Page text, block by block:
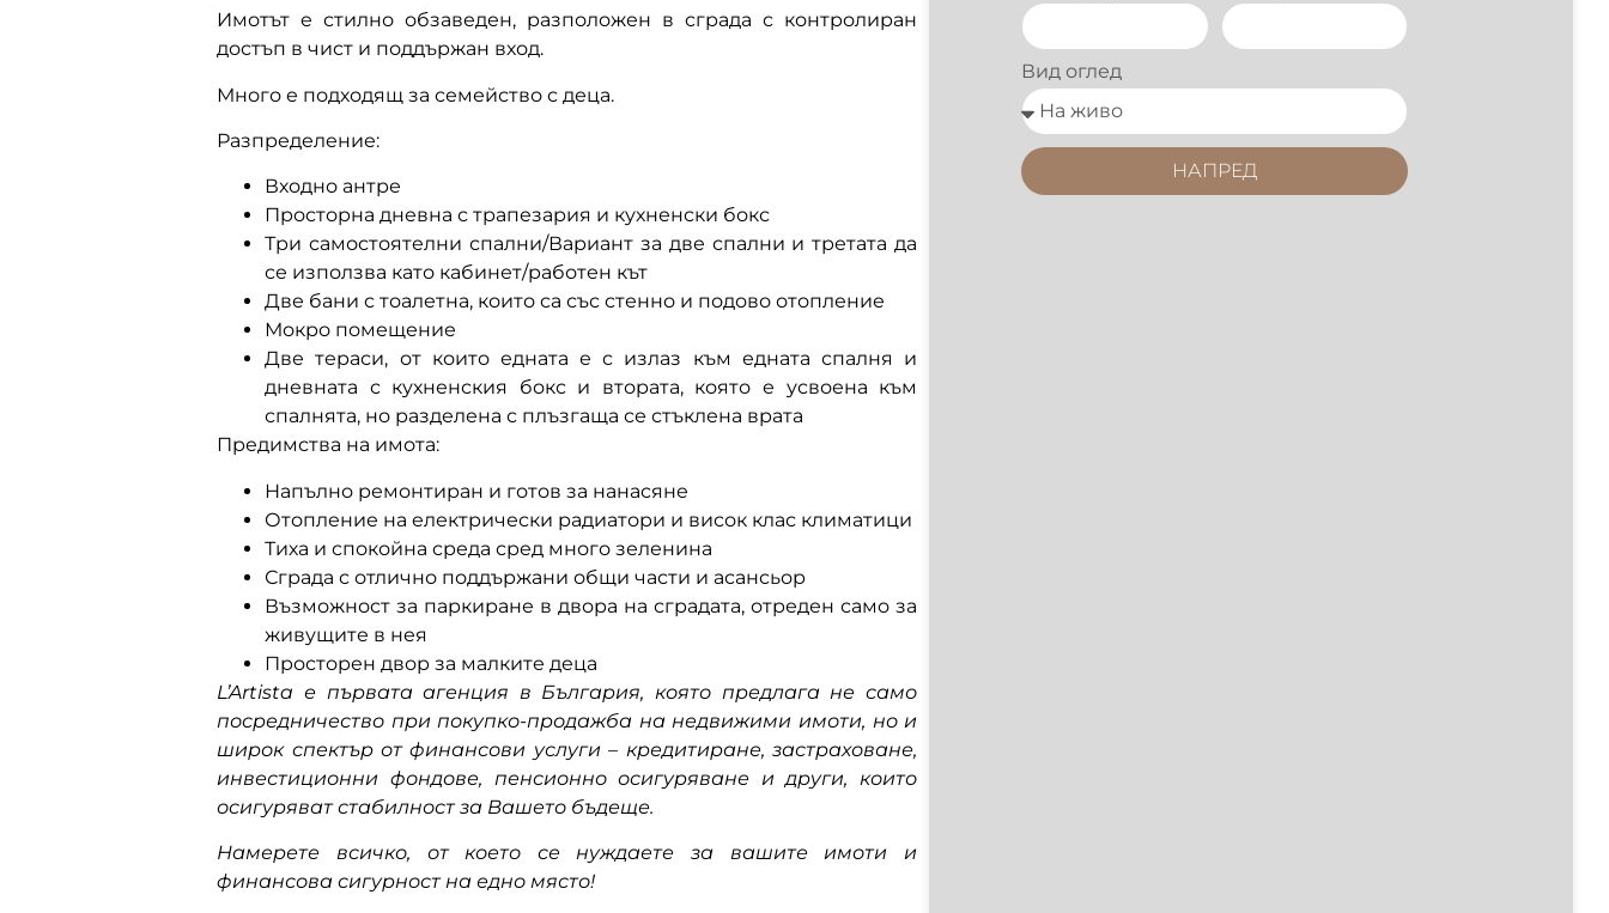
Имотът е стилно обзаведен, разположен в сграда с контролиран
достъп в чист и поддържан вход.
Много е подходящ за семейство с деца.
Разпределение:
Входно антре
Просторна дневна с трапезария и кухненски бокс
Три самостоятелни спални/Вариант за две спални и третата да
се използва като кабинет/работен кът
Две бани с тоалетна, които са със стенно и подово отопление
Мокро помещение
Две тераси, от които едната е с излаз към едната спалня и
дневната с кухненския бокс и втората, която е усвоена към
спалнята, но разделена с плъзгаща се стъклена врата
Предимства на имота:
Напълно ремонтиран и готов за нанасяне
Отопление на електрически радиатори и висок клас климатици
Тиха и спокойна среда сред много зеленина
Сграда с отлично поддържани общи части и асансьор
Възможност за паркиране в двора на сградата, отреден само за
живущите в нея
Просторен двор за малките деца
L’Artista е първата агенция в България, която предлага не само
посредничество при покупко-продажба на недвижими имоти, но и
широк спектър от финансови услуги – кредитиране, застраховане,
инвестиционни фондове, пенсионно осигуряване и други, които
осигуряват стабилност за Вашето бъдеще.
Намерете всичко, от което се нуждаете за вашите имоти и
финансова сигурност на едно място!
Вид оглед
НАПРЕД